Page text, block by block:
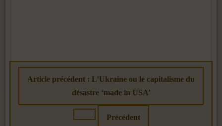
Article précédent : L’Ukraine ou le capitalisme du
désastre ‘made in USA’
Précédent